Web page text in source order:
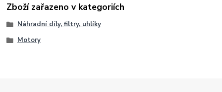
Zboží zařazeno v kategoriích
Náhradní díly, filtry, uhlíky
Motory